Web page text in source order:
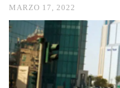
MARZO 17, 2022